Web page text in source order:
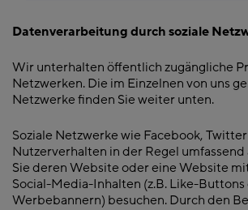
Datenverarbeitung durch soziale
Wir unterhalten öffentlich zugängliche
Netzwerken. Die im Einzelnen von uns
Netzwerke finden Sie weiter unten.
Soziale Netzwerke wie Facebook,
Nutzerverhalten in der Regel umfassend
Sie deren Website oder eine Website
Social-Media-Inhalten (z.B. Like-
Werbebannern) besuchen. Durch den